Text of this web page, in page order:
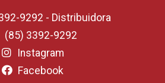
9292 - Distribuidora
(85) 3392-9292
Instagram
Facebook